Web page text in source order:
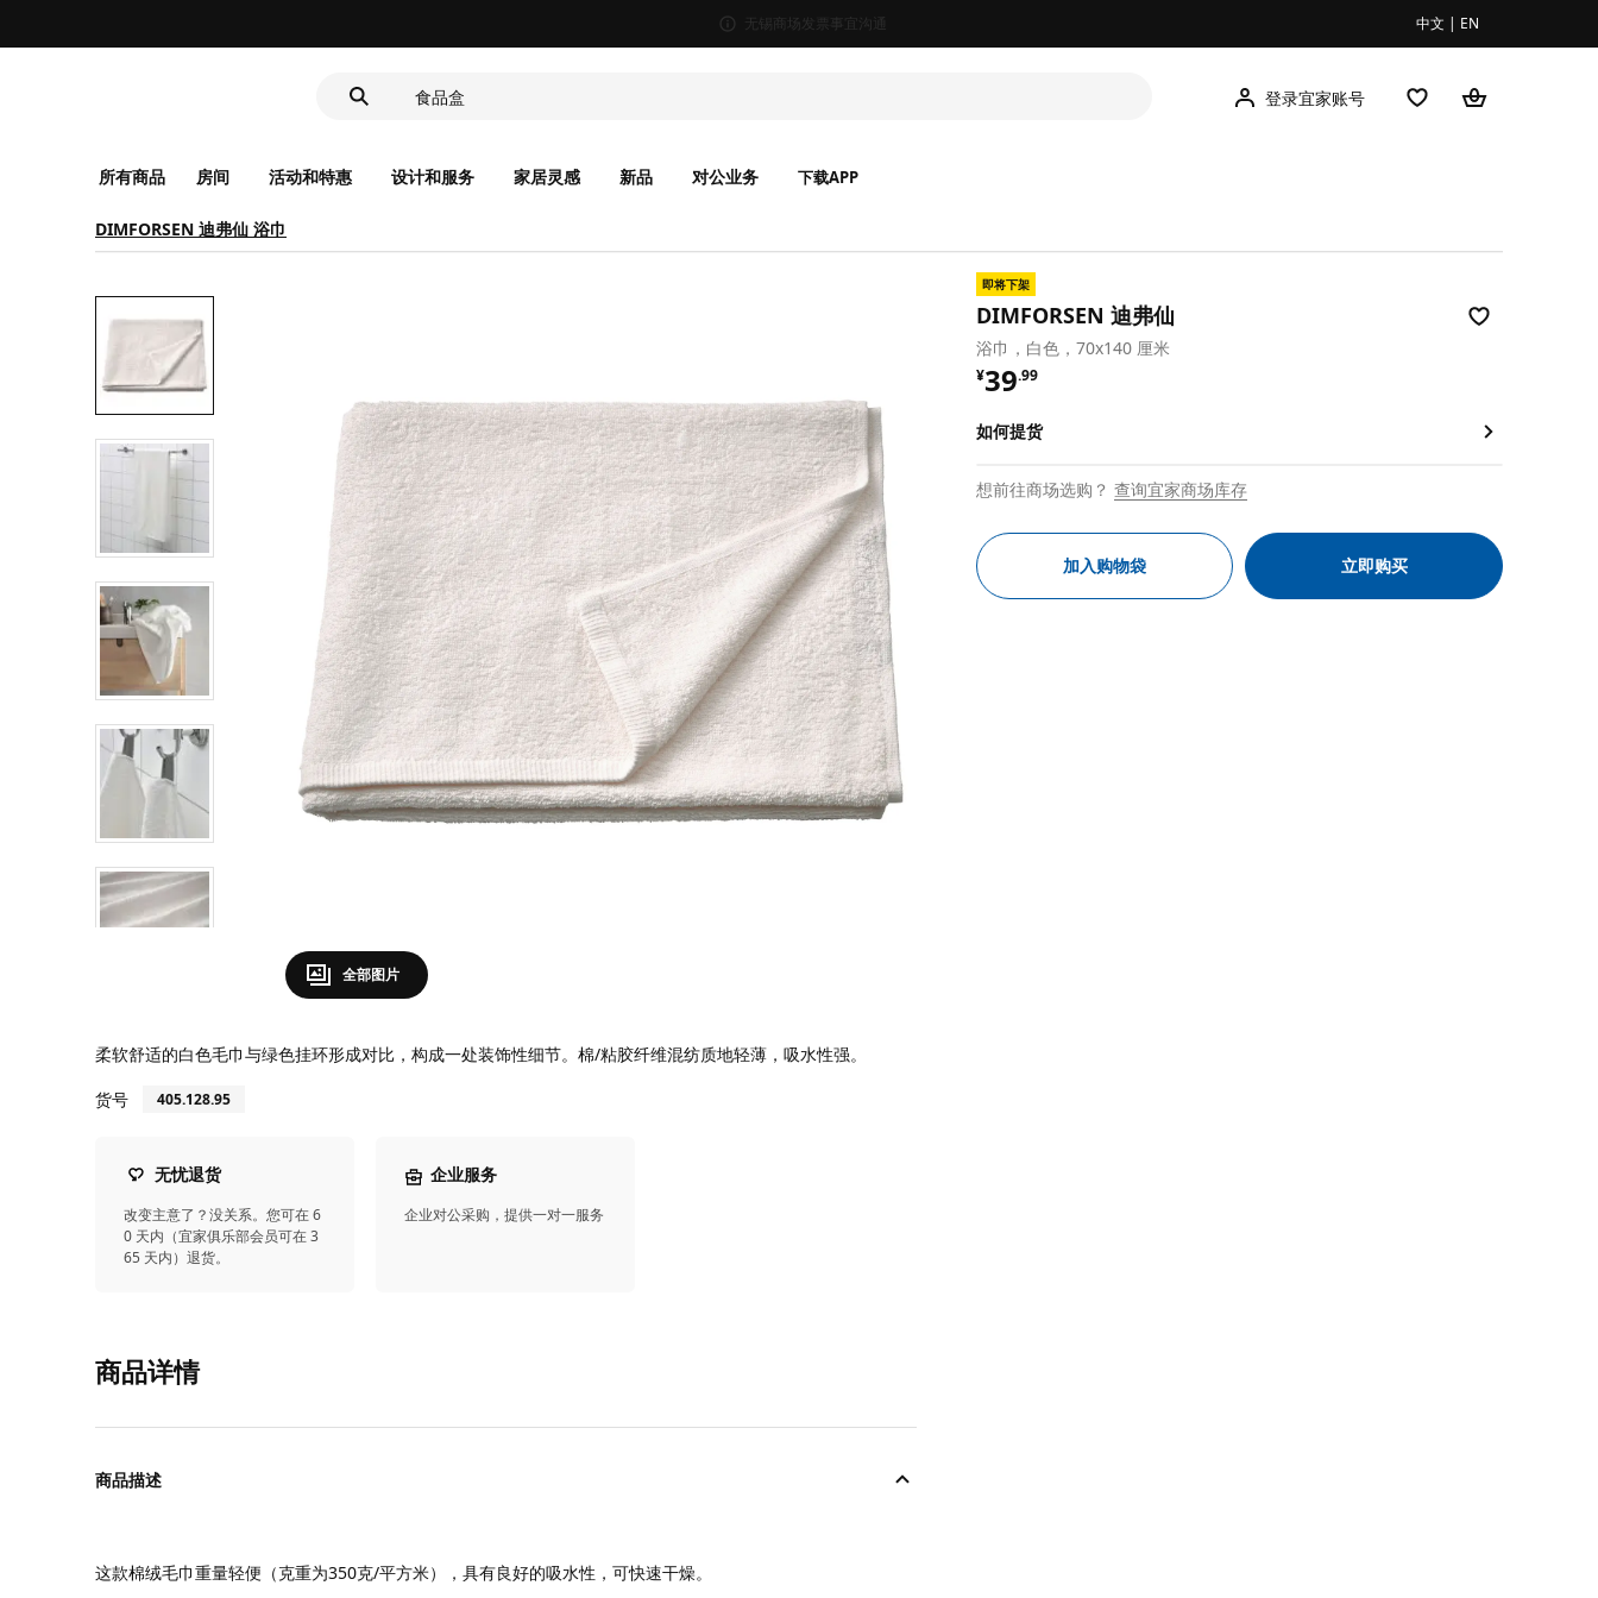
无锡商场发票事宜沟通 中文 | EN
食品盒
登录宜家账号
所有商品 房间 活动和特惠 设计和服务 家居灵感 新品 对公业务 下载APP
DIMFORSEN 迪弗仙 浴巾
全部图片
柔软舒适的白色毛巾与绿色挂环形成对比，构成一处装饰性细节。棉/粘胶纤维混纺质地轻薄，吸水性强。
货号
405.128.95
无忧退货
改变主意了？没关系。您可在 6
0 天内（宜家俱乐部会员可在 3
65 天内）退货。
企业服务
企业对公采购，提供一对一服务
商品详情
商品描述
这款棉绒毛巾重量轻便（克重为350克/平方米），具有良好的吸水性，可快速干燥。
即将下架
DIMFORSEN 迪弗仙
浴巾，白色，70x140 厘米
¥39.99
¥ 39.99
如何提货
想前往商场选购？ 查询宜家商场库存
加入购物袋 立即购买